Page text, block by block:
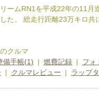
ームRN1を平成22年の11月
た。 総走行距離23万キロ共
クルマ
備手帳(1) | 燃費記録| フォ
| クルマレビュー | ラップ